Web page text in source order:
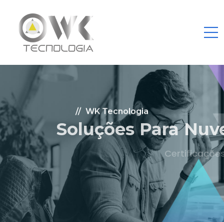
WK Tecnologia
Soluções Para Nuvem.
Certificações: AWS Partner, Microsoft Gold
Fale Conosco